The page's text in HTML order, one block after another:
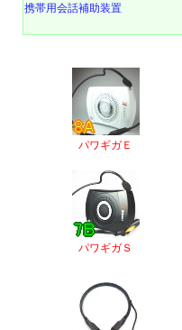
携帯用会話補助装置
パワギガＥ
パワギガＳ